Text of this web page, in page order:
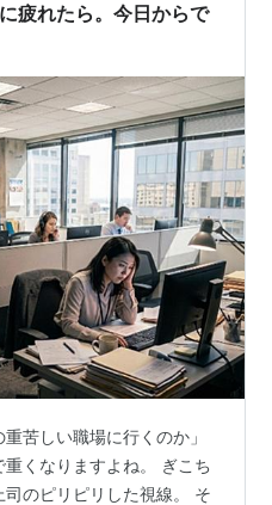
疲れたら。今日からで
苦しい職場に行くのか」
くなりますよね。 ぎこち
のピリピリした視線。 そ